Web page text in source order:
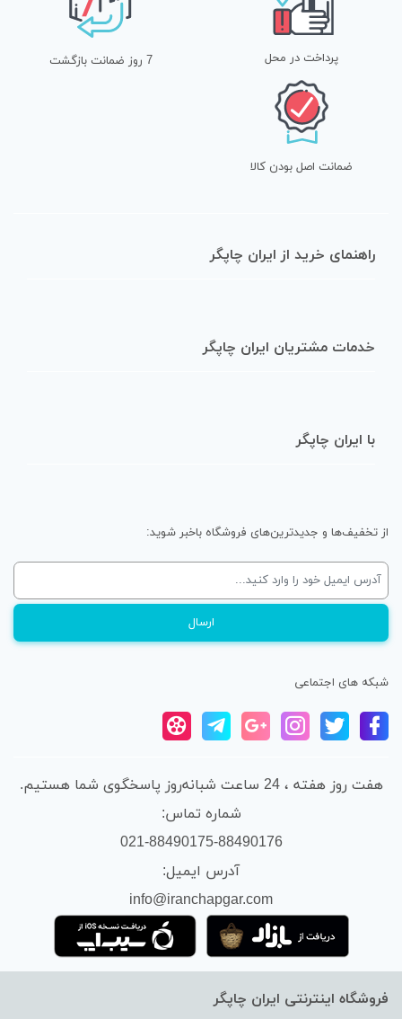
پرداخت در محل 7 روز ضمانت بازگشت
ضمانت اصل بودن کالا
راهنمای خرید از ایران چاپگر
خدمات مشتریان ایران چاپگر
با ایران چاپگر
از تخفیف‌ها و جدیدترین‌های فروشگاه باخبر شوید:
شبکه های اجتماعی
هفت روز هفته ، 24 ساعت شبانه‌روز پاسخگوی شما هستیم.
شماره تماس:
021-88490175-88490176
آدرس ایمیل:
info@iranchapgar.com
فروشگاه اینترنتی ایران چاپگر